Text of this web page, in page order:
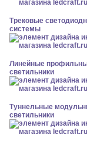
Трековые
системы
Линейные
светильники
Туннельные
светильники